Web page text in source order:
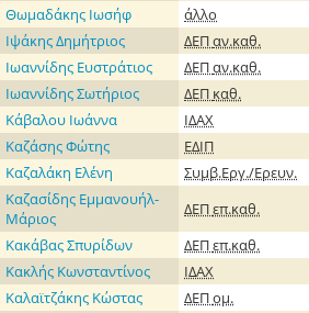
Θωμαδάκης Ιωσήφ άλλο
Ιψάκης Δημήτριος
ΔΕΠαν.καθ.
Ιωαννίδης Ευστράτιος
ΔΕΠαν.καθ.
Ιωαννίδης Σωτήριος
ΔΕΠ καθ.
Κάβαλου Ιωάννα
ΙΔΑΧ
Καζάσης Φώτης
ΕΔΙΠ
Καζαλάκη Ελένη
Συμβ.Εργ./Ερευν.
Καζασίδης Εμμανουήλ-
Μάριος
ΔΕΠεπ.καθ.
Κακάβας Σπυρίδων
ΔΕΠεπ.καθ.
Κακλής Κωνσταντίνος
ΙΔΑΧ
Καλαϊτζάκης Κώστας
ΔΕΠομ.